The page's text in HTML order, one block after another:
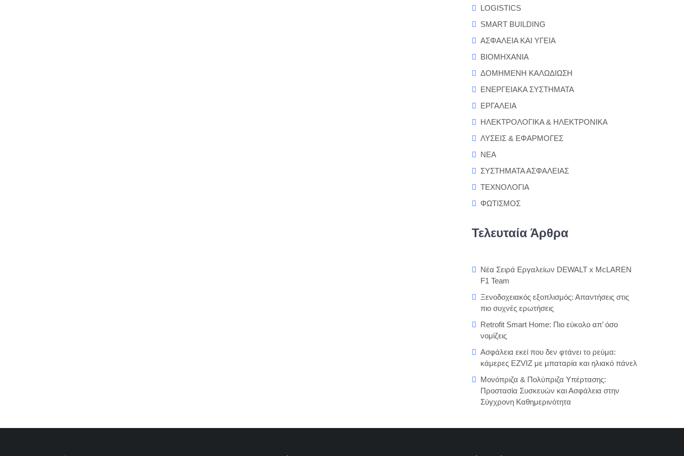
LOGISTICS
SMART BUILDING
ΑΣΦΑΛΕΙΑ ΚΑΙ ΥΓΕΙΑ
ΒΙΟΜΗΧΑΝΙΑ
ΔΟΜΗΜΕΝΗ ΚΑΛΩΔΙΩΣΗ
ΕΝΕΡΓΕΙΑΚΑ ΣΥΣΤΗΜΑΤΑ
ΕΡΓΑΛΕΙΑ
ΗΛΕΚΤΡΟΛΟΓΙΚΑ & ΗΛΕΚΤΡΟΝΙΚΑ
ΛΥΣΕΙΣ & ΕΦΑΡΜΟΓΕΣ
ΝΕΑ
ΣΥΣΤΗΜΑΤΑ ΑΣΦΑΛΕΙΑΣ
ΤΕΧΝΟΛΟΓΙΑ
ΦΩΤΙΣΜΟΣ
Τελευταία Άρθρα
Νέα Σειρά Εργαλείων DEWALT x McLAREN
F1 Team
Ξενοδοχειακός εξοπλισμός: Απαντήσεις στις
πιο συχνές ερωτήσεις
Retrofit Smart Home: Πιο εύκολο απ’ όσο
νομίζεις
Ασφάλεια εκεί που δεν φτάνει το ρεύμα:
κάμερες EZVIZ με μπαταρία και ηλιακό πάνελ
Μονόπριζα & Πολύπριζα Υπέρτασης:
Προστασία Συσκευών και Ασφάλεια στην
Σύγχρονη Καθημερινότητα